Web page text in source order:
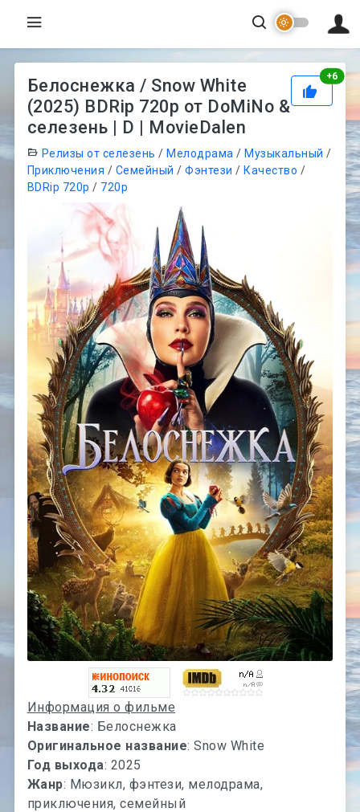
+6
Белоснежка / Snow White
(2025) BDRip 720p от DoMiNo &
селезень | D | MovieDalen
Релизы от селезень /Мелодрама /Музыкальный /
Приключения / Семейный /Фэнтези /Качество /
BDRip 720p / 720p
Информация о фильме
Название: Белоснежка
Оригинальное название: Snow White
Год выхода: 2025
Жанр: Мюзикл, фэнтези, мелодрама,
приключения, семейный